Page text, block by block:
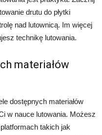
drutu do płytki
nad lutownicą. Im więcej
technikę lutowania.
materiałów
dostępnych materiałów
w nauce lutowania. Możesz
takich jak